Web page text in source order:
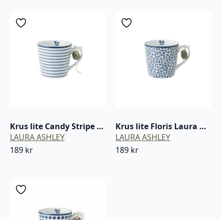
Krus lite Candy Stripe Laura Ashley blå / hvit porselen
LAURA ASHLEY
189 kr
Krus lite Floris Laura Ashley blå / hvit porselen
LAURA ASHLEY
189 kr